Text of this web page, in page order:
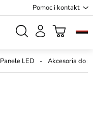
Pomoc i kontakt
Panele LED Akcesoria do